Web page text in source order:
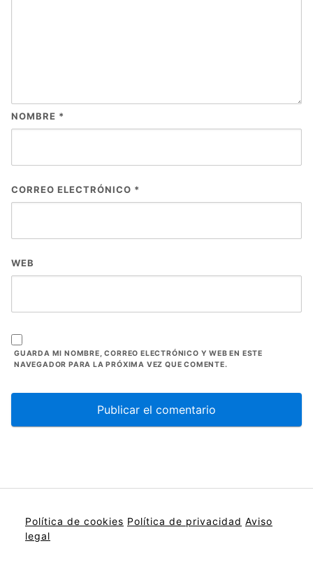
NOMBRE *
CORREO ELECTRÓNICO *
WEB
GUARDA MI NOMBRE, CORREO ELECTRÓNICO Y WEB EN ESTE
NAVEGADOR PARA LA PRÓXIMA VEZ QUE COMENTE.
Política de cookies Política de privacidad Aviso
legal